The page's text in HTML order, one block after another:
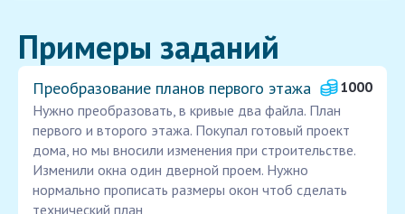
Примеры заданий
Преобразование планов первого этажа
1000
Нужно преобразовать, в кривые два файла. План
первого и второго этажа. Покупал готовый проект
дома, но мы вносили изменения при строительстве.
Изменили окна один дверной проем. Нужно
нормально прописать размеры окон чтоб сделать
технический план